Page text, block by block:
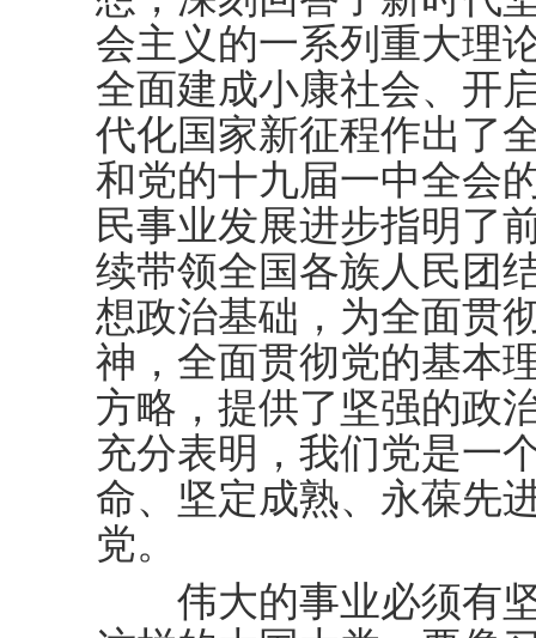
会主义的一系列重大理
全面建成小康社会、开
代化国家新征程作出了
和党的十九届一中全会
民事业发展进步指明了
续带领全国各族人民团
想政治基础，为全面贯
神，全面贯彻党的基本
方略，提供了坚强的政
充分表明，我们党是一
命、坚定成熟、永葆先
党。
伟大的事业必须有坚